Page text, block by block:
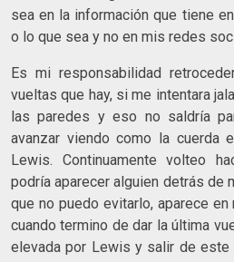
sea en la información que tiene
o lo que sea y no en mis redes
Es mi responsabilidad
vueltas que hay, si me intentara
las paredes y eso no saldría
avanzar viendo como la cuerda
Lewis. Continuamente volteo
podría aparecer alguien detrás de
que no puedo evitarlo, aparece
cuando termino de dar la última
elevada por Lewis y salir de este